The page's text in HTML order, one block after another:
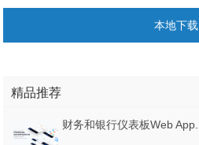
本地下载
精品推荐